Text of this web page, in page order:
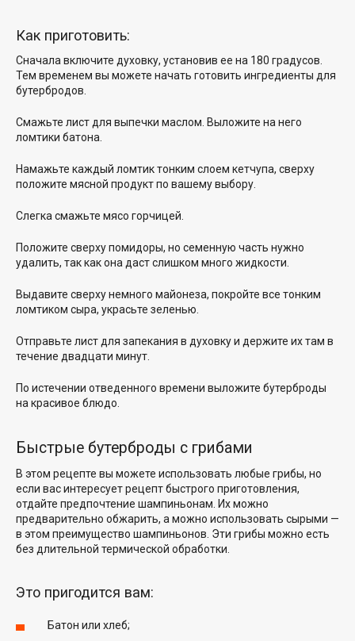
Как приготовить:
Сначала включите духовку, установив ее на 180 градусов.
Тем временем вы можете начать готовить ингредиенты для
бутербродов.
Смажьте лист для выпечки маслом. Выложите на него
ломтики батона.
Намажьте каждый ломтик тонким слоем кетчупа, сверху
положите мясной продукт по вашему выбору.
Слегка смажьте мясо горчицей.
Положите сверху помидоры, но семенную часть нужно
удалить, так как она даст слишком много жидкости.
Выдавите сверху немного майонеза, покройте все тонким
ломтиком сыра, украсьте зеленью.
Отправьте лист для запекания в духовку и держите их там в
течение двадцати минут.
По истечении отведенного времени выложите бутерброды
на красивое блюдо.
Быстрые бутерброды с грибами
В этом рецепте вы можете использовать любые грибы, но
если вас интересует рецепт быстрого приготовления,
отдайте предпочтение шампиньонам. Их можно
предварительно обжарить, а можно использовать сырыми —
в этом преимущество шампиньонов. Эти грибы можно есть
без длительной термической обработки.
Это пригодится вам:
Батон или хлеб;